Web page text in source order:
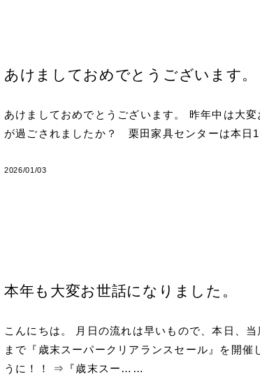
あけましておめでとうございます。
あけましておめでとうございます。 昨年中は大
が過ごされましたか？ 栗田家具センターは本
2026/01/03
本年も大変お世話になりました。
こんにちは。 月日の流れは早いもので、本日、
まで『歳末スーパークリアランスセール』を開
うに！！ ⇒『歳末スー……